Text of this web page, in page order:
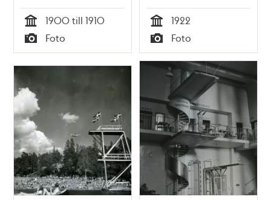
Tid
1900 till 1910
Typ
Foto Tid
1922
Typ
Foto